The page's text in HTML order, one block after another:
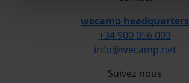
wecamp headquarters
+34 900 056 003
info@wecamp.net
Suivez nous